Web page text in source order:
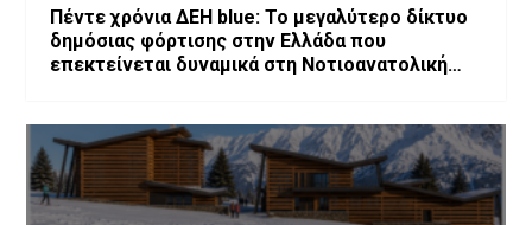
Πέντε χρόνια ΔΕΗ blue: Το μεγαλύτερο δίκτυο
δημόσιας φόρτισης στην Ελλάδα που
επεκτείνεται δυναμικά στη Νοτιοανατολική